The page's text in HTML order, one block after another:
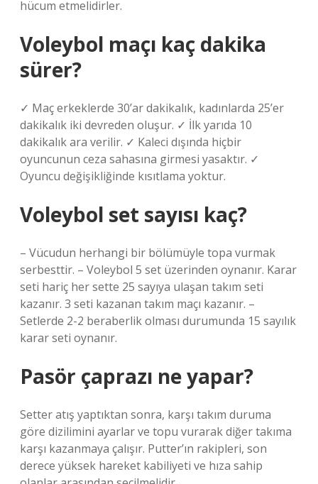
hücum etmelidirler.
Voleybol maçı kaç dakika
sürer?
✓ Maç erkeklerde 30’ar dakikalık, kadınlarda 25’er
dakikalık iki devreden oluşur. ✓ İlk yarıda 10
dakikalık ara verilir. ✓ Kaleci dışında hiçbir
oyuncunun ceza sahasına girmesi yasaktır. ✓
Oyuncu değişikliğinde kısıtlama yoktur.
Voleybol set sayısı kaç?
– Vücudun herhangi bir bölümüyle topa vurmak
serbesttir. – Voleybol 5 set üzerinden oynanır. Karar
seti hariç her sette 25 sayıya ulaşan takım seti
kazanır. 3 seti kazanan takım maçı kazanır. –
Setlerde 2-2 beraberlik olması durumunda 15 sayılık
karar seti oynanır.
Pasör çaprazı ne yapar?
Setter atış yaptıktan sonra, karşı takım duruma
göre dizilimini ayarlar ve topu vurarak diğer takıma
karşı kazanmaya çalışır. Putter’ın rakipleri, son
derece yüksek hareket kabiliyeti ve hıza sahip